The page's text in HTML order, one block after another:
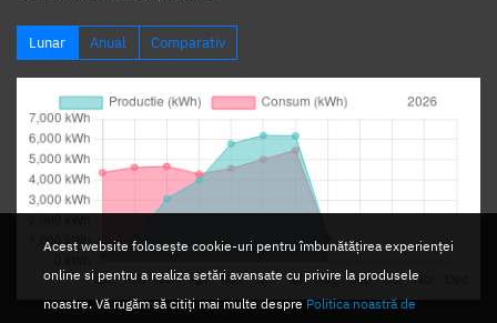
Acest website folosește cookie-uri pentru îmbunătățirea experienței
online si pentru a realiza setări avansate cu privire la produsele
noastre. Vă rugăm să citiți mai multe despre Politica noastră de
Lunar Anual Comparativ